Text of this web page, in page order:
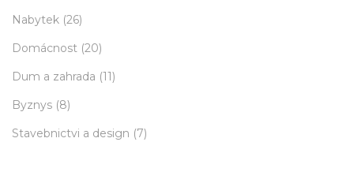
Nabytek (26)
Domácnost (20)
Dum a zahrada (11)
Byznys (8)
Stavebnictvi a design (7)